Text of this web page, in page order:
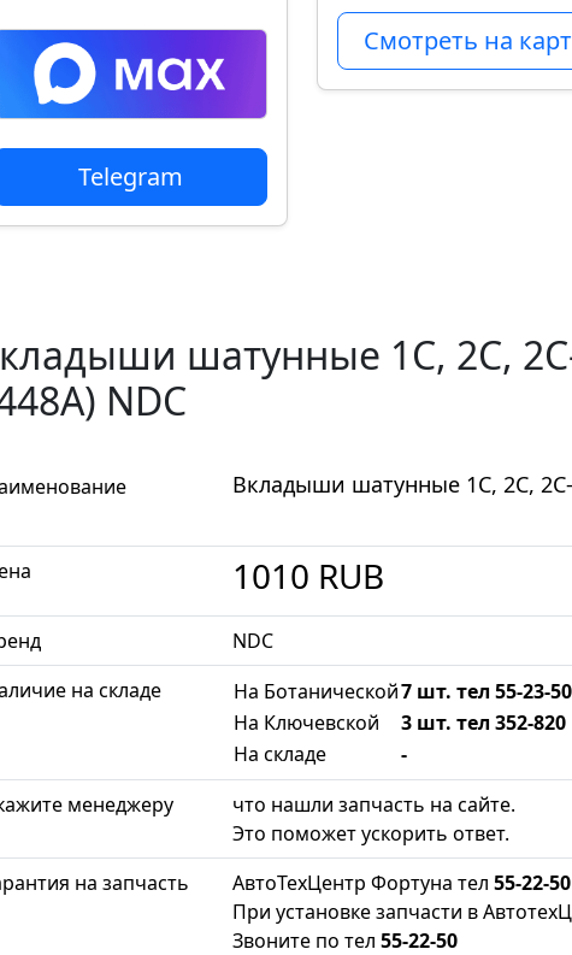
Telegram
Смотреть на
шатунные 1C, 2C, 2C-
NDC
Вкладыши шатунные 1C, 2C, 2C-
1010 RUB
NDC
на складе
На Ботанической7 шт. тел 55-23-50
На Ключевской
3 шт. тел 352-820
На складе
-
менеджеру
что нашли запчасть на сайте.
Это поможет ускорить ответ.
на запчасть
АвтоТехЦентр Фортуна тел 55-22-50
При установке запчасти в
Звоните по тел 55-22-50